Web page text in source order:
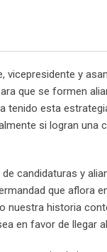
vicepresidente y
que se formen
tenido esta
si logran una
candidaturas y
que aflora
nuestra historia
en favor de llegar